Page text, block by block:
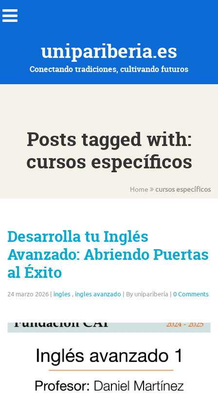
unipariberia.es
Conectando tradiciones, cultivando futuros
Posts tagged with:
cursos específicos
Home cursos específicos
Desarrolla tu Inglés
Avanzado: Abriendo Puertas
al Éxito
24 marzo 2026 | ingles , ingles avanzado | By unipariberia | 0 Comments